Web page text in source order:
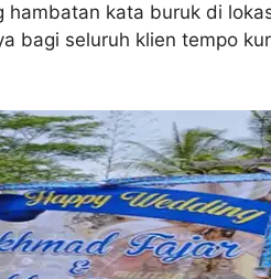
hambatan kata buruk di
bagi seluruh klien tempo